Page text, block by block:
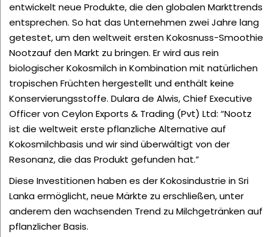
entwickelt neue Produkte, die den globalen Markttrends
entsprechen. So hat das Unternehmen zwei Jahre lang
getestet, um den weltweit ersten Kokosnuss-Smoothie
Nootzauf den Markt zu bringen. Er wird aus rein
biologischer Kokosmilch in Kombination mit natürlichen
tropischen Früchten hergestellt und enthält keine
Konservierungsstoffe. Dulara de Alwis, Chief Executive
Officer von Ceylon Exports & Trading (Pvt) Ltd: “Nootz
ist die weltweit erste pflanzliche Alternative auf
Kokosmilchbasis und wir sind überwältigt von der
Resonanz, die das Produkt gefunden hat.”
Diese Investitionen haben es der Kokosindustrie in Sri
Lanka ermöglicht, neue Märkte zu erschließen, unter
anderem den wachsenden Trend zu Milchgetränken auf
pflanzlicher Basis.